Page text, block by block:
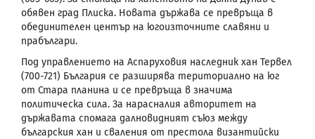
обявен град Плиска. Новата държава се превръща в
обединителен център на югоизточните славяни и
прабългари.
Под управлението на Аспаруховия наследник хан Тервел
(700-721) България се разширява териториално на юг
от Стара планина и се превръща в значима
политическа сила. За нарасналия авторитет на
държавата спомага далновидният съюз между
българския хан и сваления от престола византийски